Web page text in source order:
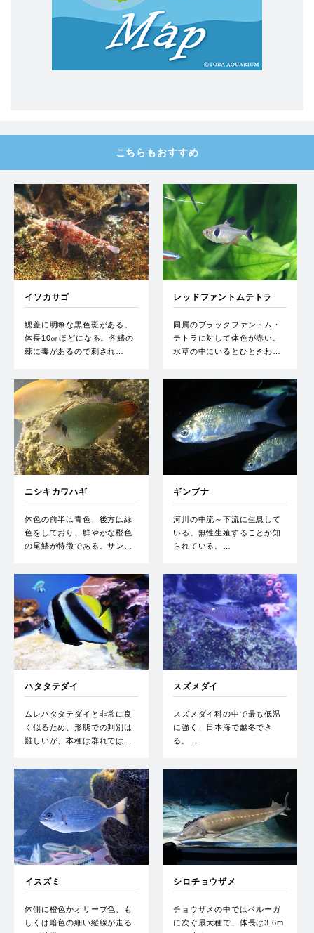
こちらもおすすめ
イソカサゴ
鰓蓋に明瞭な黒色斑がある。
体長10㎝ほどになる。各鰭の
棘に毒があるので刺され…
レッドファントムテトラ
同属のブラックファントム・
テトラに対して体色が赤い。
水草の中にいるとひときわ…
ニシキカワハギ
体色の前半は青色、後方は緑
色をしており、鮮やかな橙色
の尾鰭が特徴である。サン…
ギンブナ
河川の中流～下流に生息して
いる。無性生殖することが知
られている。…
ハタタテダイ
ムレハタタテダイと非常に良
く似るため、形態での判別は
難しいが、本種は群れでは…
スズメダイ
スズメダイ科の中で最も低温
に強く、日本海で越冬でき
る。…
イスズミ
体側に橙色かオリーブ色、も
しくは暗色の細い縦線が走る
シロチョウザメ
チョウザメの中ではベルーガ
に次ぐ最大種で、体長は3.6m